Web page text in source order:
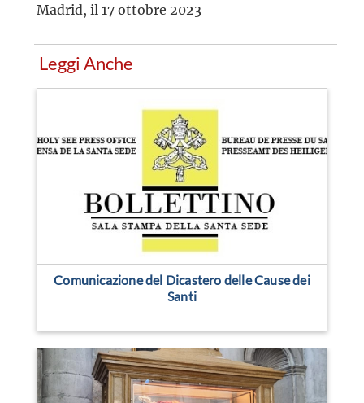
Madrid, il 17 ottobre 2023
Leggi Anche
Comunicazione del Dicastero delle Cause dei
Santi